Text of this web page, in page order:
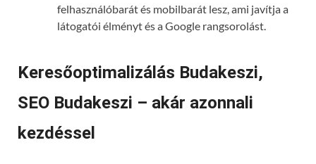
felhasználóbarát és mobilbarát lesz, ami javítja a
látogatói élményt és a Google rangsorolást.
Keresőoptimalizálás Budakeszi,
SEO Budakeszi – akár azonnali
kezdéssel